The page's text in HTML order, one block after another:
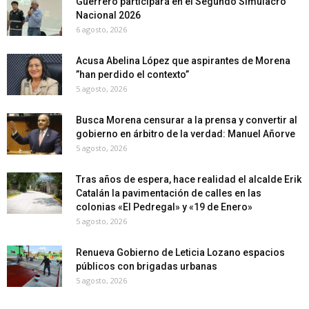
Nacional 2026
6 agosto, 2026
Acusa Abelina López que aspirantes de Morena
”han perdido el contexto”
5 agosto, 2026
Busca Morena censurar a la prensa y convertir al
gobierno en árbitro de la verdad: Manuel Añorve
5 agosto, 2026
Tras años de espera, hace realidad el alcalde Erik
Catalán la pavimentación de calles en las
colonias «El Pedregal» y «19 de Enero»
5 agosto, 2026
Renueva Gobierno de Leticia Lozano espacios
públicos con brigadas urbanas
5 agosto, 2026